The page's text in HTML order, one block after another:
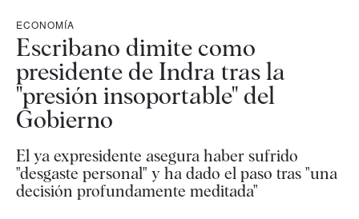
ECONOMÍA
Escribano dimite como
presidente de Indra tras la
"presión insoportable" del
Gobierno
El ya expresidente asegura haber sufrido
"desgaste personal" y ha dado el paso tras "una
decisión profundamente meditada"